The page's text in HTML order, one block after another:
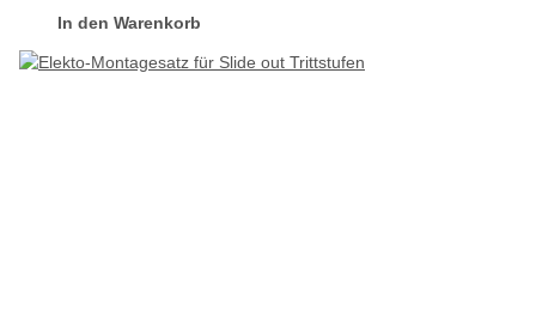
In den Warenkorb